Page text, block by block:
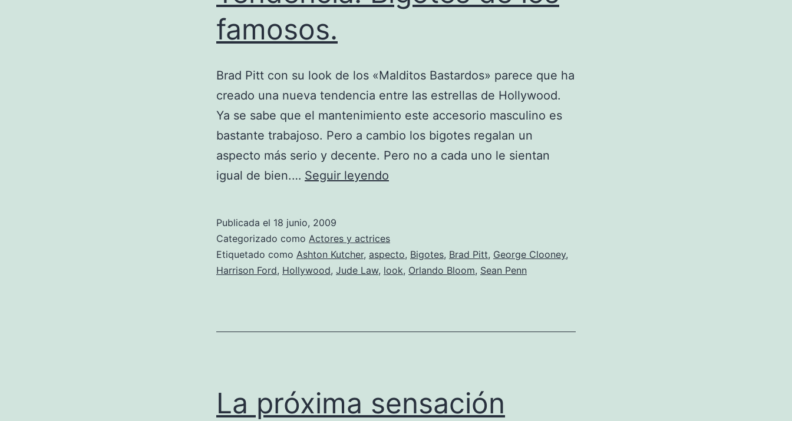
famosos.
Brad Pitt con su look de los «Malditos Bastardos» parece que ha
creado una nueva tendencia entre las estrellas de Hollywood.
Ya se sabe que el mantenimiento este accesorio masculino es
bastante trabajoso. Pero a cambio los bigotes regalan un
aspecto más serio y decente. Pero no a cada uno le sientan
igual de bien.… Seguir leyendo
los
famosos.
Publicada el 18 junio, 2009
Categorizado como Actores y actrices
Etiquetado como Ashton Kutcher, aspecto, Bigotes, Brad Pitt, George Clooney,
Harrison Ford, Hollywood, Jude Law, look, Orlando Bloom, Sean Penn
La próxima sensación